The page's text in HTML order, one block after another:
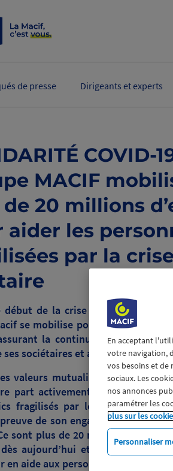
de presse Dirigeants et experts
COVID-
MACIF
20 millions
aider les
par la crise
début de la crise sanitaire liée au
se mobilise pour protéger ses
la continuité de ses
ses sociétaires et adhérents.
valeurs mutualistes, le groupe
part activement à l’effort
fragilisés par le contexte de
de son engagement en
sont plus de 20 millions d’euros
aujourd’hui et en prévision de
en aide aux personnes les plus
En acceptant
votre navigation,
vos besoins et de
sociaux. Les
nos annonces
paramétrer les
plus sur les
Personnaliser